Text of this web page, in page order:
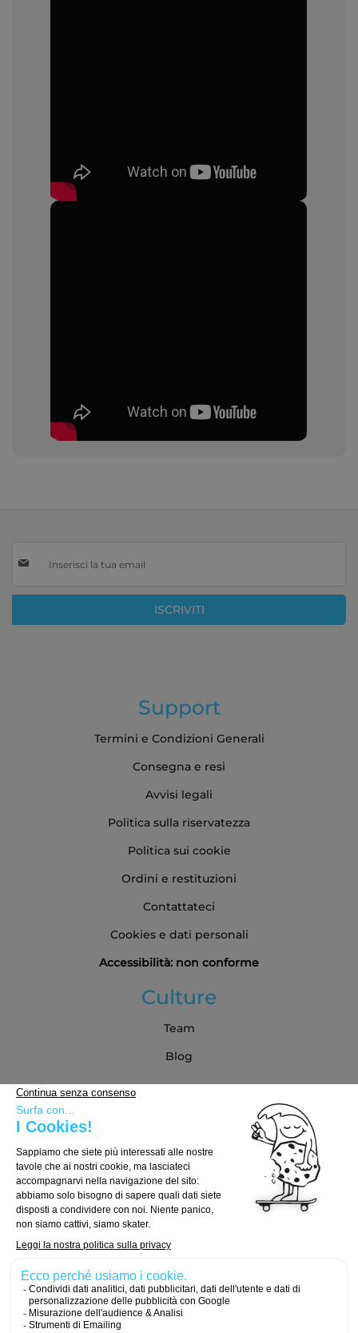
alla
Newsletter:
ISCRIVITI
Support
Termini e Condizioni Generali
Consegna e resi
Avvisi legali
Politica sulla riservatezza
Politica sui cookie
Ordini e restituzioni
Contattateci
Cookies e dati personali
Accessibilità: non conforme
Culture
Team
Blog
Guida all'acquisto
Come scegliere la tua tavola